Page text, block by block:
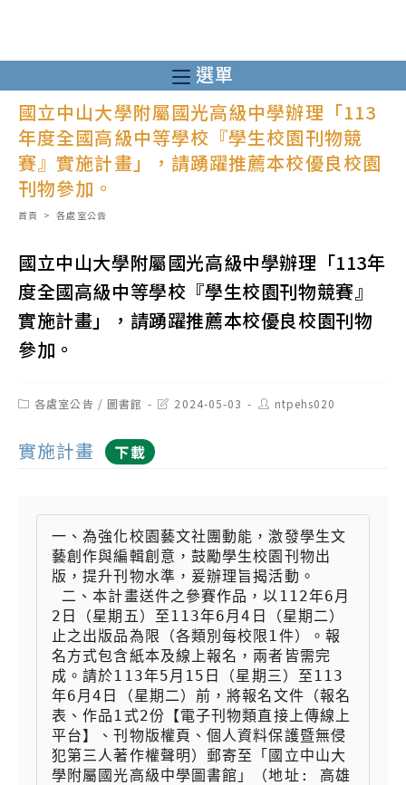
至
主
內
選單
國立中山大學附屬國光高級中學辦理「113
年度全國高級中等學校『學生校園刊物競
賽』實施計畫」，請踴躍推薦本校優良校園
刊物參加。
首頁 > 各處室公告
國立中山大學附屬國光高級中學辦理「113年
度全國高級中等學校『學生校園刊物競賽』
實施計畫」，請踴躍推薦本校優良校園刊物
參加。
Post各處室公告 / 圖書館
Post2024-05-03
Post
author:
ntpehs020
實施計畫 下載
一、為強化校園藝文社團動能，激發學生文
藝創作與編輯創意，鼓勵學生校園刊物出
版，提升刊物水準，爰辦理旨揭活動。
2日（星期五）至113年6月4日（星期二）
止之出版品為限（各類別每校限1件）。報
名方式包含紙本及線上報名，兩者皆需完
成。請於113年5月15日（星期三）至113
年6月4日（星期二）前，將報名文件（報名
表、作品1式2份【電子刊物類直接上傳線上
平台】、刊物版權頁、個人資料保護暨無侵
犯第三人著作權聲明）郵寄至「國立中山大
學附屬國光高級中學圖書館」（地址: 高雄